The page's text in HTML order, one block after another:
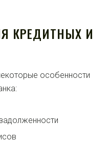
КРЕДИТНЫХ И
особенности